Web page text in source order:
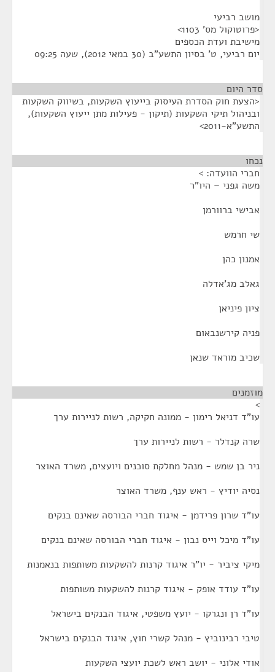
מושב רביעי
<פרוטוקול מס' 1103>
מישיבת ועדת הכספים
יום רביעי, ט' בסיון התשע"ב (30 במאי 2012), שעה 09:25
סדר היום
<הצעת חוק הסדרת העיסוק בייעוץ השקעות, בשיווק השקעות
ובניהול תיקי השקעות (תיקון - פעילות מתן ייעוץ השקעות),
התשע"א-2011>
נכחו
חברי הוועדה: >
משה גפני – היו"ר
אבישי ברוורמן
שי חרמש
אמנון כהן
גאלב מג'אדלה
ציון פיניאן
פניה קירשנבאום
שכיב מוראד שנאן
מוזמנים
>
עו"ד דניאל רימון - ממונה חקיקה, רשות לניירות ערך
שרה קנדלר - רשות לניירות ערך
ניר בן שמש - מנהל מחלקת סוכנים ויועצים, משרד האוצר
נסיה יודיץ - ראש ענף, משרד האוצר
עו"ד שרון פרידמן - איגוד חברי הבורסה שאינם בנקים
עו"ד מיכל וייס נבון - איגוד חברי הבורסה שאינם בנקים
מיקי ציביר - יו"ר איגוד קרנות להשקעות משותפות בנאמנות
עו"ד עודד אופק - איגוד קרנות להשקעות משותפות
עו"ד רן ונגרקו - יועץ משפטי, איגוד הבנקים בישראל
טיבי רבינוביץ - מנהל קשרי חוץ, איגוד הבנקים בישראל
אודי אלוני - יושב ראש לשכת יועצי השקעות